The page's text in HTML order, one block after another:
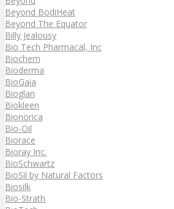
Beyond BodiHeat
Beyond The Equator
Billy Jealousy
Bio Tech Pharmacal, Inc
Biochem
Bioderma
BioGaia
Bioglan
Biokleen
Bionorica
Bio-Oil
Biorace
Bioray Inc.
BioSchwartz
BioSil by Natural Factors
Biosilk
Bio-Strath